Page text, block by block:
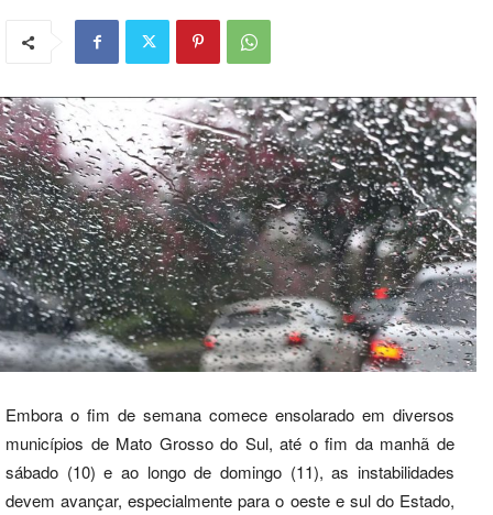
Embora o fim de semana comece ensolarado em diversos
municípios de Mato Grosso do Sul, até o fim da manhã de
sábado (10) e ao longo de domingo (11), as instabilidades
devem avançar, especialmente para o oeste e sul do Estado,